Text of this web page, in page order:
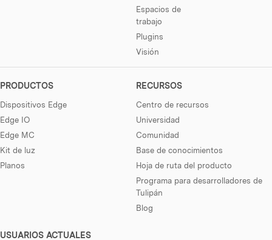
Espacios de
trabajo
Plugins
Visión
PRODUCTOS
Dispositivos Edge
Edge IO
Edge MC
Kit de luz
Planos
RECURSOS
Centro de recursos
Universidad
Comunidad
Base de conocimientos
Hoja de ruta del producto
Programa para desarrolladores de
Tulipán
Blog
USUARIOS ACTUALES